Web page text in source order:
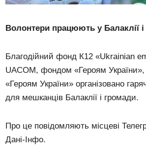
Волонтери працюють у Балаклії
Благодійний фонд К12 «Ukrainian
UACOM, фондом «Героям
«Героям України» організовано
для мешканців Балаклії і громади.
Про це повідомляють місцеві
Дані-Інфо.